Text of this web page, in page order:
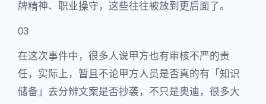
牌精神、职业操守，这些往往被放到更后面了。
03
在这次事件中，很多人说甲方也有审核不严的责
任，实际上，暂且不论甲方人员是否真的有「知识
储备」去分辨文案是否抄袭，不只是奥迪，很多大